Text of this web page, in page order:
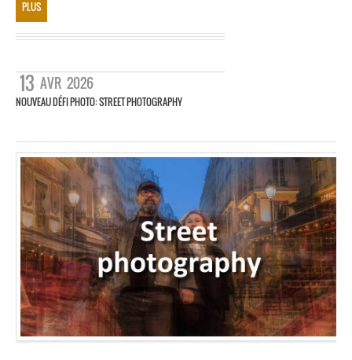
PLUS
13 AVR 2026
NOUVEAU DÉFI PHOTO: STREET PHOTOGRAPHY